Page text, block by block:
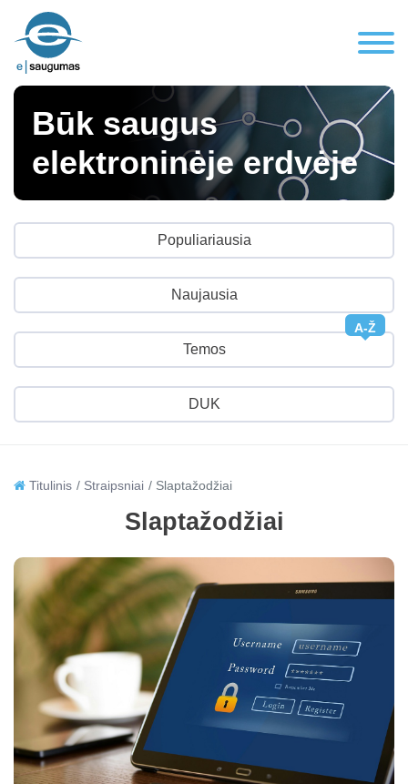
Būk saugus
elektroninėje erdvėje
Populiariausia
Naujausia
Temos
A-Ž
DUK
Titulinis Straipsniai Slaptažodžiai
Slaptažodžiai